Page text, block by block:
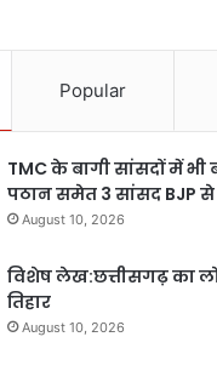
Popular
TMC के बागी सांसदों में भी
पठान समेत 3 सांसद BJP से
August 10, 2026
विशेष लेख:छत्तीसगढ़ का
तिहार
August 10, 2026